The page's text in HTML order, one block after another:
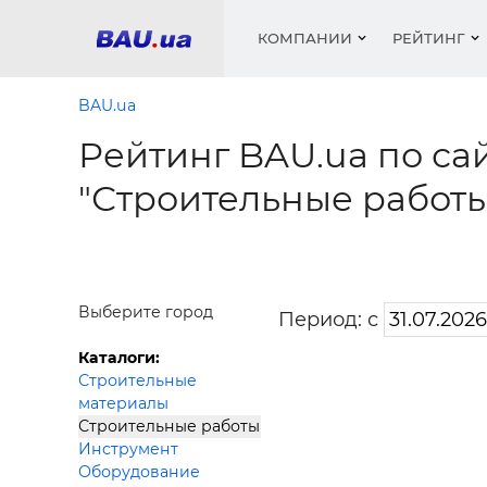
КОМПАНИИ
Окна
РЕЙТИНГ
Трубы,
Видео
BAU.ua
Рейтинг BAU.ua по
"Строительные
Выберите город
Каталоги:
Строительные
материалы
Строительные работы
Инструмент
Оборудование
Период: с